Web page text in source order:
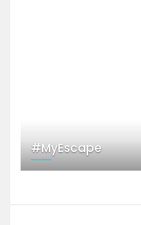
#MyEscape